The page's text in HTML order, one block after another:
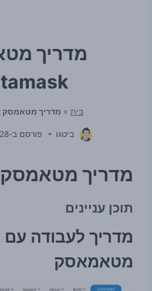
מדריך
בית » מדריך מטאמסק Metamask
ביטגו פורסם ב-28 בדצמבר 2021
מדריך מטאמסק
תוכן עניינים
מדריך לעבודה עם
מטאמאסק